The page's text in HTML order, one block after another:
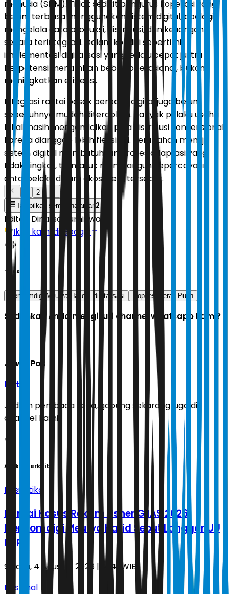
manusia (SDM). Tidak sedikit pengurus koperasi yang
belum terbiasa menggunakan sistem digital, apalagi
mengelola data produksi, distribusi, dan keuangan
secara terintegrasi. Dalam kondisi seperti ini,
implementasi digitalisasi yang terlalu cepat justru
berpotensi menambah beban operasional, bukan
meningkatkan efisiensi.
Integrasi rantai pasok berbasis digital juga belum
sepenuhnya mudah diterapkan. Banyak pelaku usaha
lokal masih mengandalkan pola distribusi konvensional
karena dianggap lebih fleksibel. Perubahan menuju
sistem digital membutuhkan proses adaptasi yang
tidak singkat, termasuk membangun kepercayaan
antarpelaku dalam ekosistem tersebut.
2
Tampilkan semua halaman 2
Editor: Dinarsa Kurniawan
Ikuti kami di Google
Tags
Menkomdigi Meutya Hafid digitalisasi Kopdes Merah Putih
Sudahkah Anda mengikuti channel whatsapp kami?
Jawa Pos
Ikuti
Jadilah pembaca setia, gabung sekarang juga di
channel kami!
Artikel Terkait
Kasuistika
Ramai Kasus Rekam Usher GIIAS 2026,
Menkomdigi Meutya Hafid Sebut Langgar UU
PDP
Selasa, 4 Agustus 2026 | 14.41 WIB
Nasional